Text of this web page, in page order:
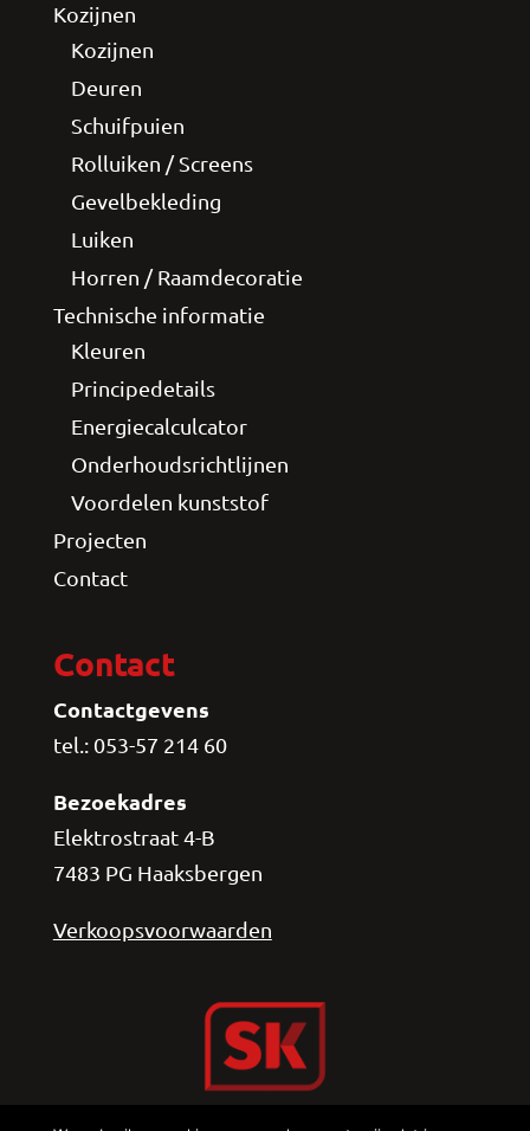
Kozijnen
Kozijnen
Deuren
Schuifpuien
Rolluiken / Screens
Gevelbekleding
Luiken
Horren / Raamdecoratie
Technische informatie
Kleuren
Principedetails
Energiecalculcator
Onderhoudsrichtlijnen
Voordelen kunststof
Projecten
Contact
Contact
Contactgevens
tel.: 053-57 214 60
Bezoekadres
Elektrostraat 4-B
7483 PG Haaksbergen
Verkoopsvoorwaarden